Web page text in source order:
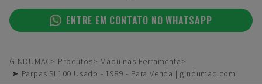
ENTRE EM CONTATO NO WHATSAPP
GINDUMAC Produtos
Máquinas Ferramenta
➤ Parpas SL100 Usado - 1989 - Para Venda | gindumac.com